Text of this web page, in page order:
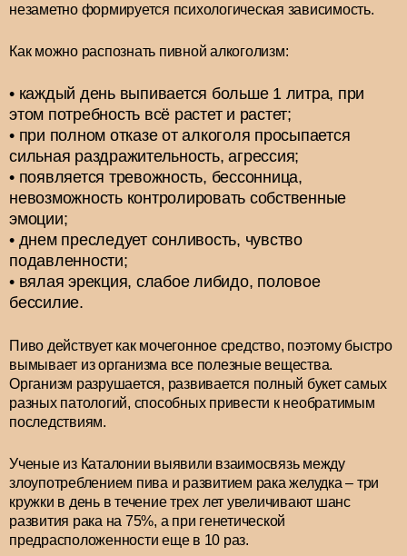
незаметно формируется психологическая зависимость.
Как можно распознать пивной алкоголизм:
каждый день выпивается больше 1 литра, при
этом потребность всё растет и растет;
при полном отказе от алкоголя просыпается
сильная раздражительность, агрессия;
появляется тревожность, бессонница,
невозможность контролировать собственные
эмоции;
днем преследует сонливость, чувство
подавленности;
вялая эрекция, слабое либидо, половое
бессилие.
Пиво действует как мочегонное средство, поэтому быстро
вымывает из организма все полезные вещества.
Организм разрушается, развивается полный букет самых
разных патологий, способных привести к необратимым
последствиям.
Ученые из Каталонии выявили взаимосвязь между
злоупотреблением пива и развитием рака желудка – три
кружки в день в течение трех лет увеличивают шанс
развития рака на 75%, а при генетической
предрасположенности еще в 10 раз.